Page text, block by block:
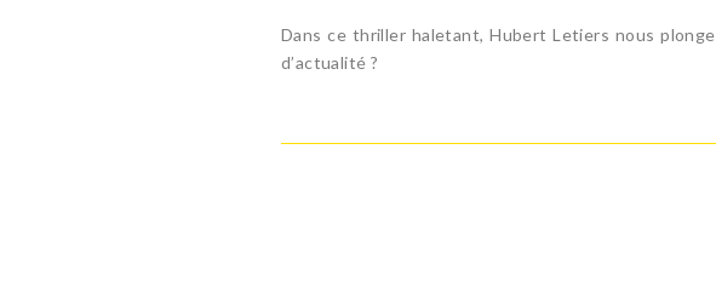
Dans ce thriller haletant, Hubert Letiers nous
d’actualité ?